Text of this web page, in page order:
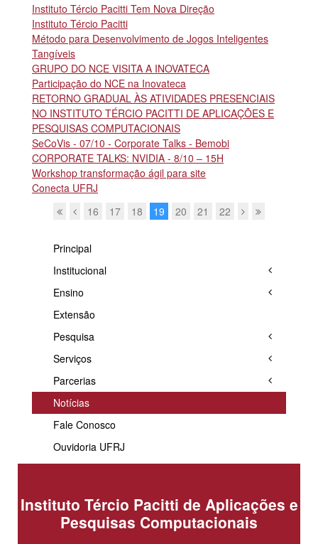
Instituto Tércio Pacitti Tem Nova Direção
Instituto Tércio Pacitti
Método para Desenvolvimento de Jogos Inteligentes
Tangíveis
GRUPO DO NCE VISITA A INOVATECA
Participação do NCE na Inovateca
RETORNO GRADUAL ÀS ATIVIDADES PRESENCIAIS
NO INSTITUTO TÉRCIO PACITTI DE APLICAÇÕES E
PESQUISAS COMPUTACIONAIS
SeCoVis - 07/10 - Corporate Talks - Bemobi
CORPORATE TALKS: NVIDIA - 8/10 – 15H
Workshop transformação ágil para site
Conecta UFRJ
16
17 18 19 20 21 22
Principal
Institucional
Ensino
Extensão
Pesquisa
Serviços
Parcerias
Notícias
Fale Conosco
Ouvidoria UFRJ
Instituto Tércio Pacitti de Aplicações e
Pesquisas Computacionais